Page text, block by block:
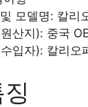
모델명: 칼리
산지): 중국
입자): 칼리오